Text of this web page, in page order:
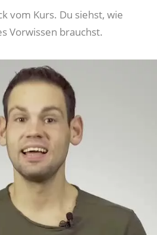
vom Kurs. Du siehst, wie
Vorwissen brauchst.